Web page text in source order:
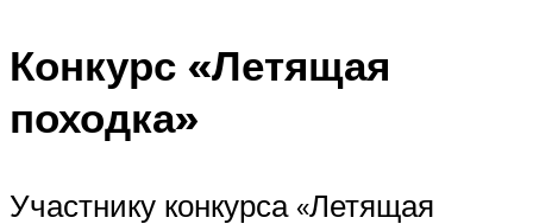
Конкурс «Летящая
походка»
Участнику конкурса «Летящая